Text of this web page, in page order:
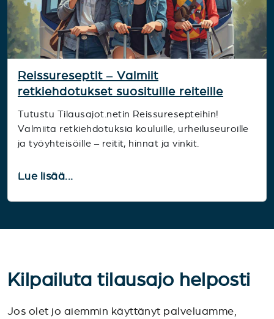
Reissureseptit – Valmiit
retkiehdotukset suosituille reiteille
Tutustu Tilausajot.netin Reissuresepteihin!
Valmiita retkiehdotuksia kouluille, urheiluseuroille
ja työyhteisöille – reitit, hinnat ja vinkit.
Lue lisää...
Kilpailuta tilausajo helposti
Jos olet jo aiemmin käyttänyt palveluamme,